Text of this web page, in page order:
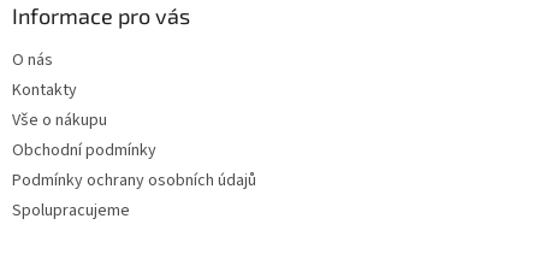
Informace pro vás
O nás
Kontakty
Vše o nákupu
Obchodní podmínky
Podmínky ochrany osobních údajů
Spolupracujeme